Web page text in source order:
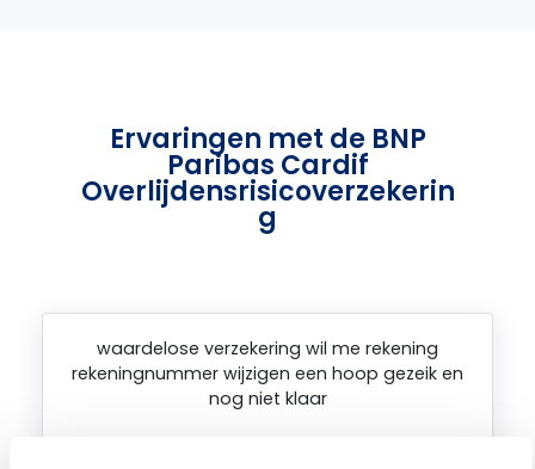
Ervaringen met de BNP
Paribas Cardif
Overlijdensrisicoverzekerin
g
waardelose verzekering wil me rekening
rekeningnummer wijzigen een hoop gezeik en
nog niet klaar